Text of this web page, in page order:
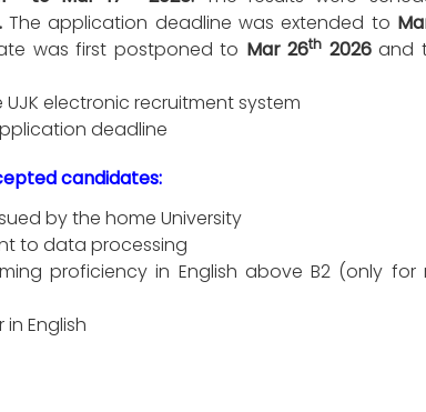
The application deadline was extended to
was first postponed to Mar 26th 2026and
electronic recruitment system
deadline
candidates:
by the home University
to data processing
proficiency in English above B2 (only for
English